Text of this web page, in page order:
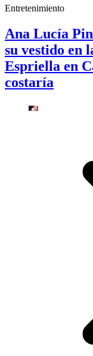
Entretenimiento
Ana Lucía
su vestido en
Espriella en
costaría